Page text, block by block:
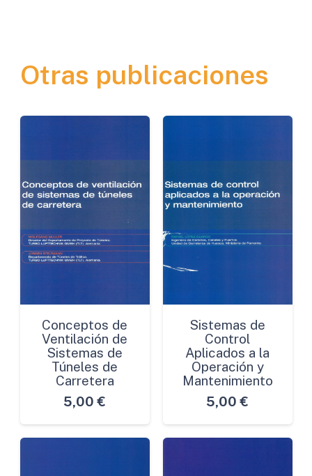
de
Sevilla
Otras publicaciones
Conceptos de
Ventilación de
Sistemas de
Túneles de
Carretera
5,00 €
Sistemas de
Control
Aplicados a la
Operación y
Mantenimiento
5,00 €